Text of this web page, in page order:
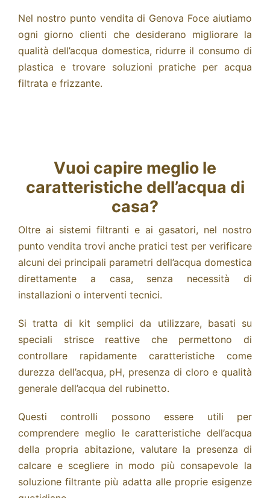
Nel nostro punto vendita di Genova Foce aiutiamo
ogni giorno clienti che desiderano migliorare la
qualità dell’acqua domestica, ridurre il consumo di
plastica e trovare soluzioni pratiche per acqua
filtrata e frizzante.
Vuoi capire meglio le
caratteristiche dell’acqua di
casa?
Oltre ai sistemi filtranti e ai gasatori, nel nostro
punto vendita trovi anche pratici test per verificare
alcuni dei principali parametri dell’acqua domestica
direttamente a casa, senza necessità di
installazioni o interventi tecnici.
Si tratta di kit semplici da utilizzare, basati su
speciali strisce reattive che permettono di
controllare rapidamente caratteristiche come
durezza dell’acqua, pH, presenza di cloro e qualità
generale dell’acqua del rubinetto.
Questi controlli possono essere utili per
comprendere meglio le caratteristiche dell’acqua
della propria abitazione, valutare la presenza di
calcare e scegliere in modo più consapevole la
soluzione filtrante più adatta alle proprie esigenze